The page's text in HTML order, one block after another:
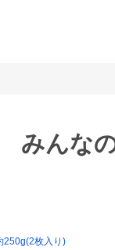
みんな
250g(2枚入り)